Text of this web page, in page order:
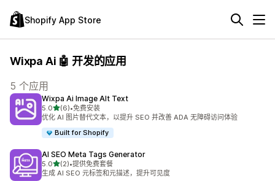
Shopify App Store
Wixpa Ai 🤖 开发的应用
5 个应用
Wixpa Ai Image Alt Text
5.0星（满分 5 星）
(6)
总共 6 条评论
•免费安装
优化 AI 图片替代文本，以提升 SEO 并改善 ADA 无障碍访问体验
Built for Shopify
AI SEO Meta Tags Generator
5.0星（满分 5 星）
(2)
总共 2 条评论
•提供免费套餐
生成 AI SEO 元标签和元描述，提升可见度